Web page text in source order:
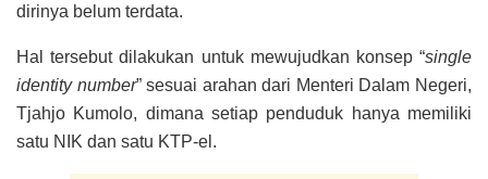
dirinya belum terdata.
Hal tersebut dilakukan untuk mewujudkan konsep “single
identity number” sesuai arahan dari Menteri Dalam Negeri,
Tjahjo Kumolo, dimana setiap penduduk hanya memiliki
satu NIK dan satu KTP-el.